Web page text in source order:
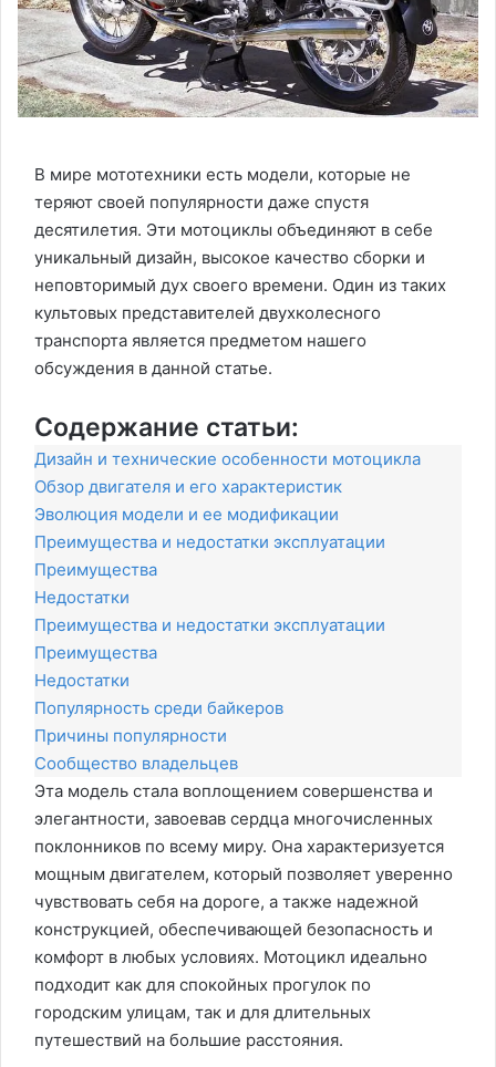
В мире мототехники есть модели, которые не
теряют своей популярности даже спустя
десятилетия. Эти мотоциклы объединяют в себе
уникальный дизайн, высокое качество сборки и
неповторимый дух своего времени. Один из таких
культовых представителей двухколесного
транспорта является предметом нашего
обсуждения в данной статье.
Содержание статьи:
Дизайн и технические особенности мотоцикла
Обзор двигателя и его характеристик
Эволюция модели и ее модификации
Преимущества и недостатки эксплуатации
Преимущества
Недостатки
Преимущества и недостатки эксплуатации
Преимущества
Недостатки
Популярность среди байкеров
Причины популярности
Сообщество владельцев
Эта модель стала воплощением совершенства и
элегантности, завоевав сердца многочисленных
поклонников по всему миру. Она характеризуется
мощным двигателем, который позволяет уверенно
чувствовать себя на дороге, а также надежной
конструкцией, обеспечивающей безопасность и
комфорт в любых условиях. Мотоцикл идеально
подходит как для спокойных прогулок по
городским улицам, так и для длительных
путешествий на большие расстояния.